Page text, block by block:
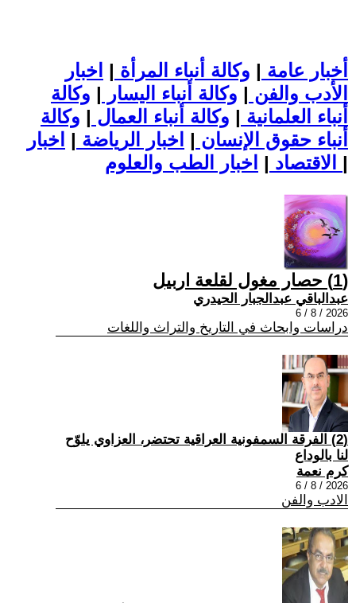
أخبار عامة | وكالة أنباء المرأة | اخبار
الأدب والفن | وكالة أنباء اليسار | وكالة
أنباء العلمانية | وكالة أنباء العمال | وكالة
أنباء حقوق الإنسان | اخبار الرياضة | اخبار
الاقتصاد | |
(1) حصار مغول لقلعة اربيل
عبدالباقي عبدالجبار الحيدري
2026 / 8 / 6
دراسات وابحاث في التاريخ والتراث واللغات
(2) الفرقة السمفونية العراقية تحتضر، العزاوي يلوّح
لنا بالوداع
كرم نعمة
2026 / 8 / 6
الادب والفن